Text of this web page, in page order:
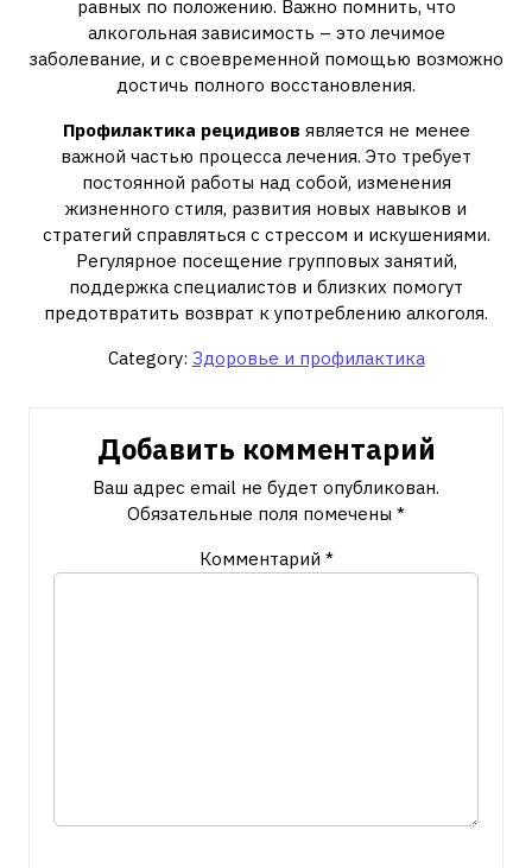
равных по положению. Важно помнить‚ что
алкогольная зависимость – это лечимое
заболевание‚ и с своевременной помощью возможно
достичь полного восстановления.
Профилактика рецидивов является не менее
важной частью процесса лечения. Это требует
постоянной работы над собой‚ изменения
жизненного стиля‚ развития новых навыков и
стратегий справляться с стрессом и искушениями.
Регулярное посещение групповых занятий‚
поддержка специалистов и близких помогут
предотвратить возврат к употреблению алкоголя.
Category: Здоровье и профилактика
Добавить комментарий
Ваш адрес email не будет опубликован.
Обязательные поля помечены *
Комментарий *